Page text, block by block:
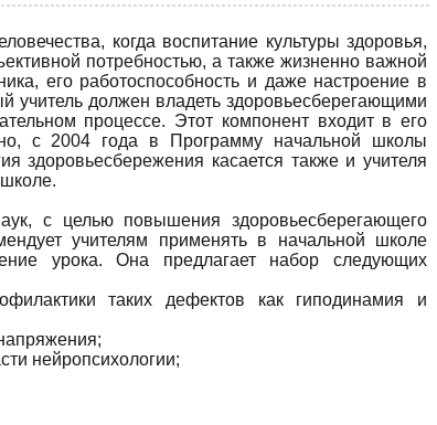
когда воспитание культуры здоровья,
потребностью, а также жизненно важной
его работоспособность и даже настроение в
учитель должен владеть здоровьесберегающими
процессе. Этот компонент входит в его
с 2004 года в Программу начальной школы
здоровьесбережения касается также и учителя
с целью повышения здоровьесберегающего
учителям применять в начальной школе
урока. Она предлагает набор следующих
таких дефектов как гиподинамия и
нейропсихологии;